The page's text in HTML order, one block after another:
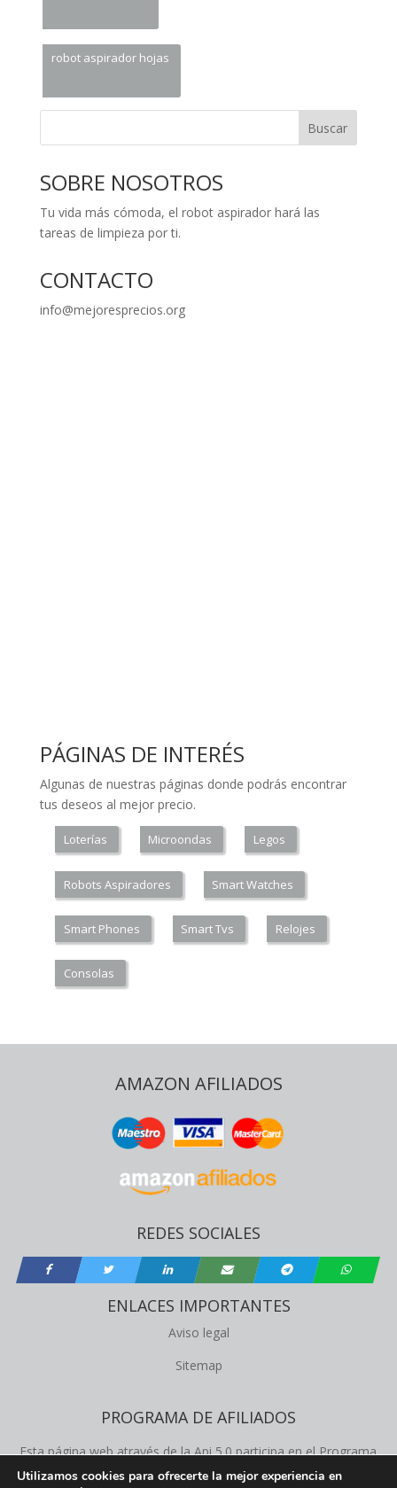
robot aspirador hojas
Buscar
SOBRE NOSOTROS
Tu vida más cómoda, el robot aspirador hará las
tareas de limpieza por ti.
CONTACTO
info@mejoresprecios.org
PÁGINAS DE INTERÉS
Algunas de nuestras páginas donde podrás encontrar
tus deseos al mejor precio.
Loterías Microondas Legos
Robots Aspiradores Smart Watches
Smart Phones Smart Tvs Relojes
Consolas
AMAZON AFILIADOS
REDES SOCIALES
ENLACES IMPORTANTES
Aviso legal
Sitemap
PROGRAMA DE AFILIADOS
Esta página web através de la Api 5.0 participa en el Programa
de Afiliados de Amazon Product Advertising, este programa
Utilizamos cookies para ofrecerte la mejor experiencia en